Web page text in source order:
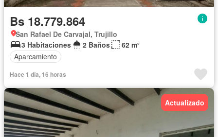
Bs 18.779.864
San Rafael De Carvajal, Trujillo
3 Habitaciones
2 Baños
62 m²
Aparcamiento
Hace 1 día, 16 horas
Actualizado